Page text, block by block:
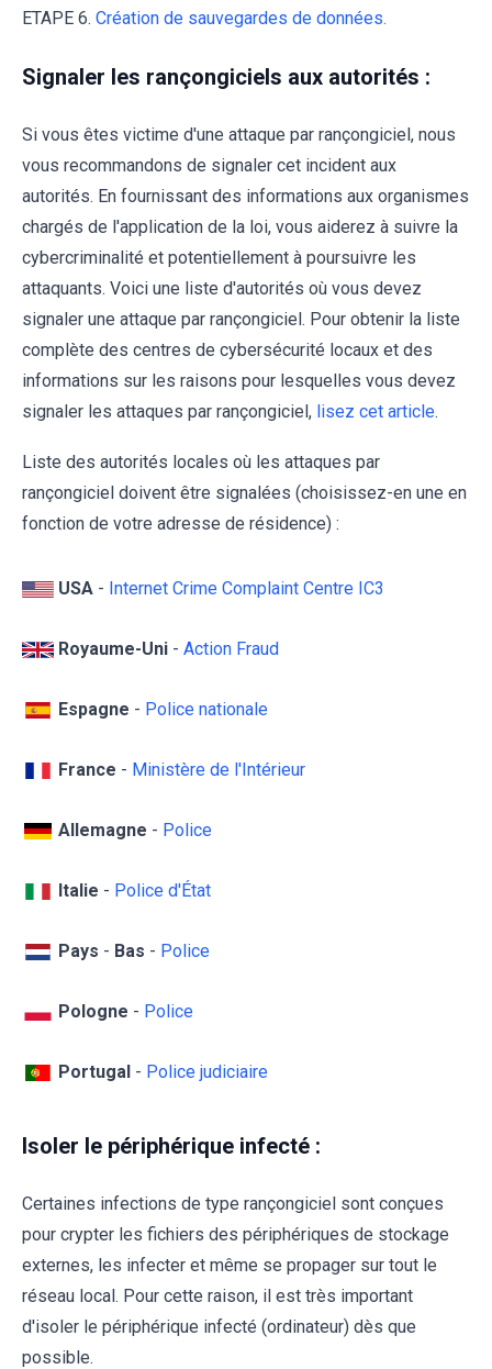
ETAPE 6. Création de sauvegardes de données.
Signaler les rançongiciels aux autorités :
Si vous êtes victime d'une attaque par rançongiciel, nous
vous recommandons de signaler cet incident aux
autorités. En fournissant des informations aux organismes
chargés de l'application de la loi, vous aiderez à suivre la
cybercriminalité et potentiellement à poursuivre les
attaquants. Voici une liste d'autorités où vous devez
signaler une attaque par rançongiciel. Pour obtenir la liste
complète des centres de cybersécurité locaux et des
informations sur les raisons pour lesquelles vous devez
signaler les attaques par rançongiciel, lisez cet article.
Liste des autorités locales où les attaques par
rançongiciel doivent être signalées (choisissez-en une en
fonction de votre adresse de résidence) :
USA - Internet Crime Complaint Centre IC3
Royaume-Uni - Action Fraud
Espagne - Police nationale
France - Ministère de l'Intérieur
Allemagne - Police
Italie - Police d'État
Pays - Bas - Police
Pologne - Police
Portugal - Police judiciaire
Isoler le périphérique infecté :
Certaines infections de type rançongiciel sont conçues
pour crypter les fichiers des périphériques de stockage
externes, les infecter et même se propager sur tout le
réseau local. Pour cette raison, il est très important
d'isoler le périphérique infecté (ordinateur) dès que
possible.